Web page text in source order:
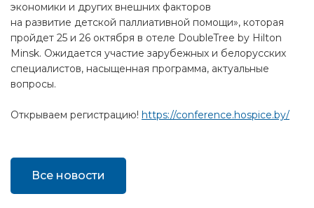
экономики и других внешних факторов
на развитие детской паллиативной помощи», которая
пройдет 25 и 26 октября в отеле DoubleTree by Hilton
Minsk. Ожидается участие зарубежных и белорусских
специалистов, насыщенная программа, актуальные
вопросы.
Открываем регистрацию! https://conference.hospice.by/
Все новости